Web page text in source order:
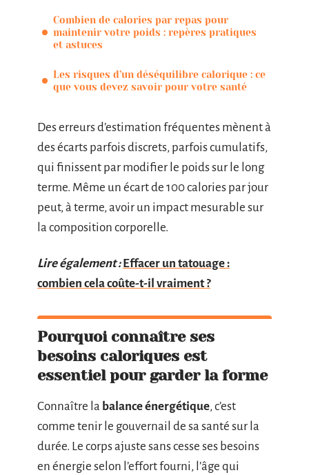
Combien de calories par repas pour
maintenir votre poids : repères pratiques
et astuces
Les risques d’un déséquilibre calorique : ce
que vous devez savoir pour votre santé
Des erreurs d’estimation fréquentes mènent à
des écarts parfois discrets, parfois cumulatifs,
qui finissent par modifier le poids sur le long
terme. Même un écart de 100 calories par jour
peut, à terme, avoir un impact mesurable sur
la composition corporelle.
Lire également : Effacer un tatouage :
combien cela coûte-t-il vraiment ?
Pourquoi connaître ses
besoins caloriques est
essentiel pour garder la forme
Connaître la balance énergétique, c’est
comme tenir le gouvernail de sa santé sur la
durée. Le corps ajuste sans cesse ses besoins
en énergie selon l’effort fourni, l’âge qui